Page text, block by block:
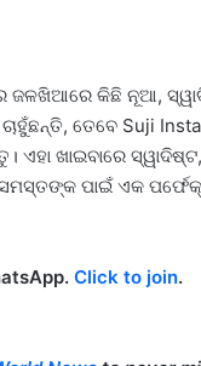
କିଛି ନୂଆ,
ତେବେ Suji
ଏହା ଖାଇବାରେ
ପାଇଁ ଏକ
Click to join.